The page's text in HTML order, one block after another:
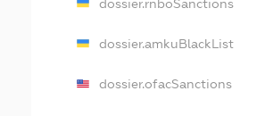
dossier.rnboSanctions
dossier.amkuBlackList
dossier.ofacSanctions